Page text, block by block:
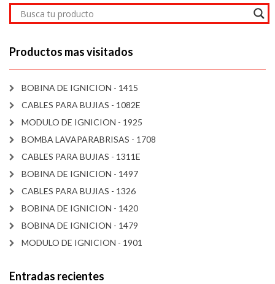
Productos mas visitados
BOBINA DE IGNICION - 1415
CABLES PARA BUJIAS - 1082E
MODULO DE IGNICION - 1925
BOMBA LAVAPARABRISAS - 1708
CABLES PARA BUJIAS - 1311E
BOBINA DE IGNICION - 1497
CABLES PARA BUJIAS - 1326
BOBINA DE IGNICION - 1420
BOBINA DE IGNICION - 1479
MODULO DE IGNICION - 1901
Entradas recientes